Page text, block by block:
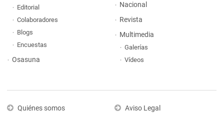
Editorial
Colaboradores
Blogs
Encuestas
Osasuna
Nacional
Revista
Multimedia
Galerías
Vídeos
Quiénes somos
Aviso Legal